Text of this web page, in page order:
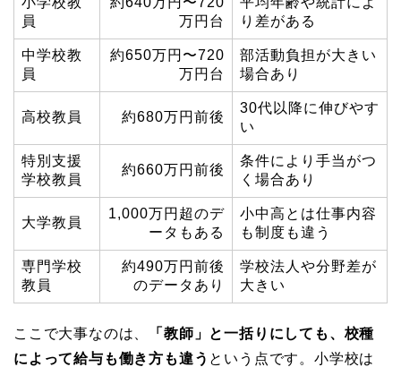
員
万円台
り差がある
中学校教
員
約650万円〜720
万円台
部活動負担が大きい
場合あり
高校教員 約680万円前後
30代以降に伸びやす
い
特別支援
学校教員
約660万円前後
条件により手当がつ
く場合あり
大学教員
1,000万円超のデ
ータもある
小中高とは仕事内容
も制度も違う
専門学校
教員
約490万円前後
のデータあり
学校法人や分野差が
大きい
ここで大事なのは、
「教師」と一括りにしても、校種
によって給与も働き方も違う という点です。小学校は